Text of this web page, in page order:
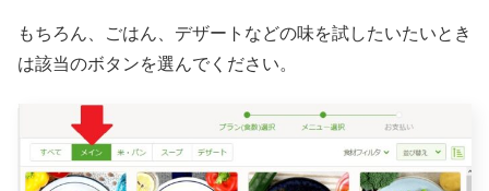
もちろん、ごはん、デザートなどの味を試したいたいとき
は該当のボタンを選んでください。